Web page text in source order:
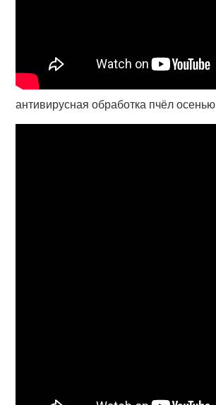
антивирусная обработка пчёл осенью